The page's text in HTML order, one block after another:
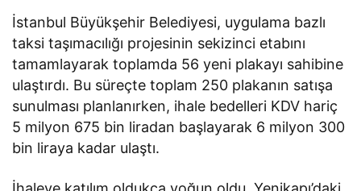
İstanbul Büyükşehir Belediyesi, uygulama bazlı
taksi taşımacılığı projesinin sekizinci etabını
tamamlayarak toplamda 56 yeni plakayı sahibine
ulaştırdı. Bu süreçte toplam 250 plakanın satışa
sunulması planlanırken, ihale bedelleri KDV hariç
5 milyon 675 bin liradan başlayarak 6 milyon 300
bin liraya kadar ulaştı.